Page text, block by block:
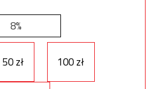
8%
50 zł 100 zł